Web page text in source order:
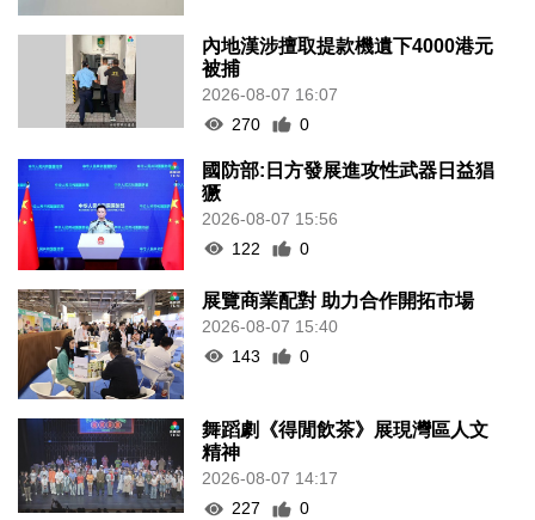
內地漢涉擅取提款機遺下4000港元
被捕
2026-08-07 16:07
270
0
國防部:日方發展進攻性武器日益猖
獗
2026-08-07 15:56
122
0
展覽商業配對 助力合作開拓市場
2026-08-07 15:40
143
0
舞蹈劇《得閒飲茶》展現灣區人文
精神
2026-08-07 14:17
227
0